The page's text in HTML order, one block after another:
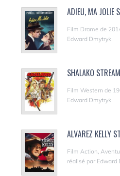
ADIEU, MA JOLIE
Film Drame de
Edward Dmytryk
SHALAKO
Film Western de
Edward Dmytryk
ALVAREZ KELLY
Film Action,
réalisé par Edward